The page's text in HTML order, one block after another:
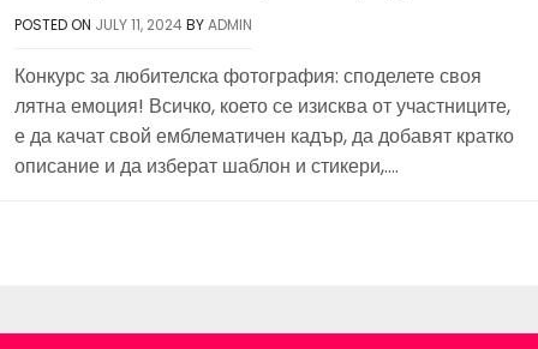
POSTED ON JULY 11, 2024BYADMIN
Конкурс за любителска фотография: споделете своя
лятна емоция! Всичко, което се изисква от участниците,
е да качат свой емблематичен кадър, да добавят кратко
описание и да изберат шаблон и стикери,….